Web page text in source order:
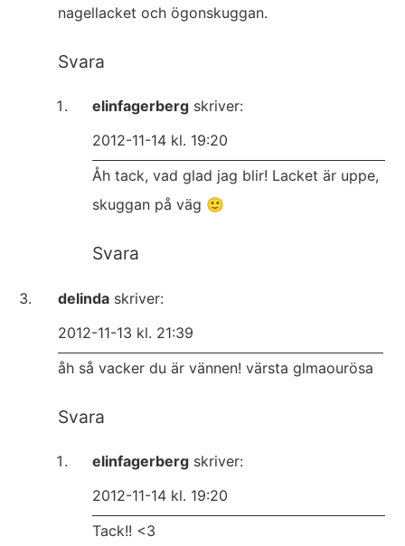
nagellacket och ögonskuggan.
Svara
elinfagerberg skriver:
2012-11-14 kl. 19:20
Åh tack, vad glad jag blir! Lacket är uppe,
skuggan på väg 🙂
Svara
delinda skriver:
2012-11-13 kl. 21:39
åh så vacker du är vännen! värsta glmaourösa
Svara
elinfagerberg skriver:
2012-11-14 kl. 19:20
Tack!! <3